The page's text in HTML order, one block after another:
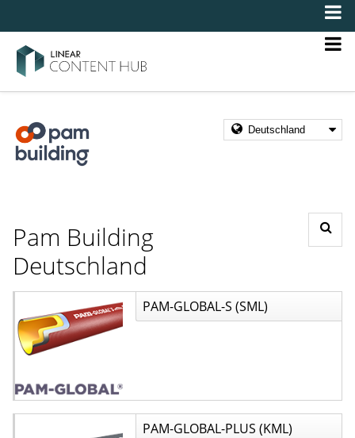
Pam Building
Deutschland
PAM-GLOBAL-S (SML)
PAM-GLOBAL-PLUS (KML)